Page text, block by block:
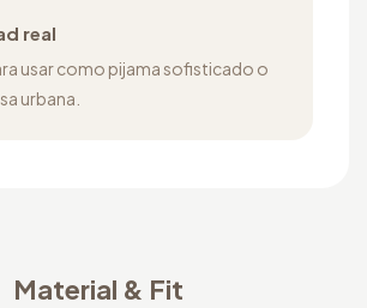
real
usar como pijama sofisticado o
urbana.
Material & Fit